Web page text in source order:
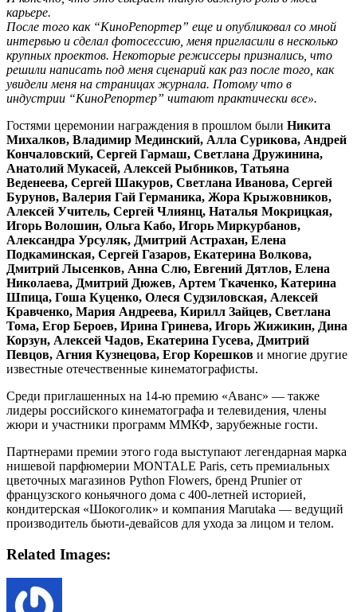
карьере.
После того как “КиноРепортер” еще и опубликовал со мной
интервью и сделал фотосессию, меня пригласили в несколько
крупных проектов. Некоторые режиссеры признались, что
решили написать под меня сценарий как раз после того, как
увидели меня на страницах журнала. Потому что в
индустрии “КиноРепортер” читают практически все».
Гостями церемонии награждения в прошлом были Никита
Михалков, Владимир Мединский, Алла Сурикова, Андрей
Кончаловский, Сергей Гармаш, Светлана Дружинина,
Анатолий Мукасей, Алексей Рыбников, Татьяна
Веденеева, Сергей Шакуров, Светлана Иванова, Сергей
Бурунов, Валерия Гай Германика, Жора Крыжовников,
Алексей Учитель, Сергей Члиянц, Наталья Мокрицкая,
Игорь Волошин, Ольга Кабо, Игорь Миркурбанов,
Александра Урсуляк, Дмитрий Астрахан, Елена
Подкаминская, Сергей Газаров, Екатерина Волкова,
Дмитрий Лысенков, Анна Слю, Евгений Дятлов, Елена
Николаева, Дмитрий Дюжев, Артем Ткаченко, Катерина
Шпица, Гоша Куценко, Олеся Судзиловская, Алексей
Кравченко, Мария Андреева, Кирилл Зайцев, Светлана
Тома, Егор Бероев, Ирина Гринева, Игорь Жижикин, Дина
Корзун, Алексей Чадов, Екатерина Гусева, Дмитрий
Певцов, Агния Кузнецова, Егор Корешков и многие другие
известные отечественные кинематографисты.
Среди приглашенных на 14-ю премию «Аванс» — также
лидеры российского кинематографа и телевидения, члены
жюри и участники программ ММКФ, зарубежные гости.
Партнерами премии этого года выступают легендарная марка
нишевой парфюмерии MONTALE Paris, сеть премиальных
цветочных магазинов Python Flowers, бренд Prunier от
французского коньячного дома с 400-летней историей,
кондитерская «Шокоголик» и компания Marutaka — ведущий
производитель бьюти-девайсов для ухода за лицом и телом.
Related Images: